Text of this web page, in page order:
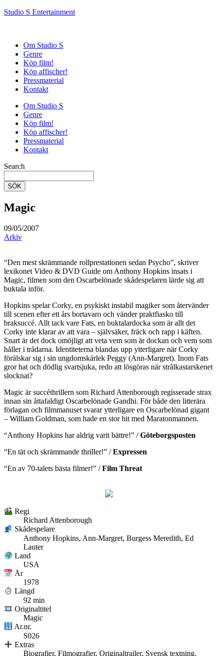
Studio S Entertainment
Om Studio S
Genre
Köp film!
Köp affischer!
Pressmaterial
Kontakt
Om Studio S
Genre
Köp film!
Köp affischer!
Pressmaterial
Kontakt
Search
SÖK
Magic
09/05/2007
Arkiv
“Den mest skrämmande rollprestationen sedan Psycho”, skriver
lexikonet Video & DVD Guide om Anthony Hopkins insats i
Magic, filmen som den Oscarbelönade skådespelaren lärde sig att
buktala inför.
Hopkins spelar Corky, en psykiskt instabil magiker som återvänder
till scenen efter ett års bortavaro och vänder praktfiasko till
braksuccé. Allt tack vare Fats, en buktalardocka som är allt det
Corky inte klarar av att vara – självsäker, fräck och rapp i käften.
Snart är det dock omöjligt att veta vem som är dockan och vem som
håller i trådarna. Identiteterna blandas upp ytterligare när Corky
förälskar sig i sin ungdomskärlek Peggy (Ann-Margret). Inom Fats
gror hat och dödlig svartsjuka, redo att lösgöras när strålkastarskenet
slocknat?
Magic är succéthrillern som Richard Attenborough regisserade strax
innan sin åttafaldigt Oscarbelönade Gandhi. För både den litterära
förlagan och filmmanuset svarar ytterligare en Oscarbelönad gigant
– William Goldman, som hade en stor hit med Maratonmannen.
“Anthony Hopkins har aldrig varit bättre!” /Göteborgsposten
“En tät och skrämmande thriller!” /Expressen
“En av 70-talets bästa filmer!” /Film Threat
Regi
Richard Attenborough
Skådespelare
Anthony Hopkins, Ann-Margret, Burgess Meredith, Ed
Lauter
Land
USA
År
1978
Längd
92 min
Originaltitel
Magic
Ar.nr.
S026
Extras
Biografier, Filmografier, Originaltrailer, Svensk textning.